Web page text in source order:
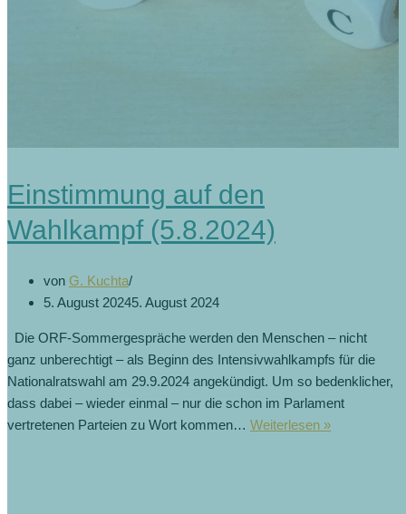
Einstimmung auf den
Wahlkampf (5.8.2024)
von G. Kuchta
5. August 20245. August 2024
Die ORF-Sommergespräche werden den Menschen – nicht
ganz unberechtigt – als Beginn des Intensivwahlkampfs für die
Nationalratswahl am 29.9.2024 angekündigt. Um so bedenklicher,
dass dabei – wieder einmal – nur die schon im Parlament
vertretenen Parteien zu Wort kommen… Weiterlesen »